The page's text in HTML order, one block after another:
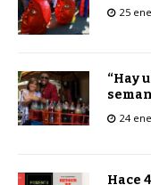
25
“Hay
24
Hace